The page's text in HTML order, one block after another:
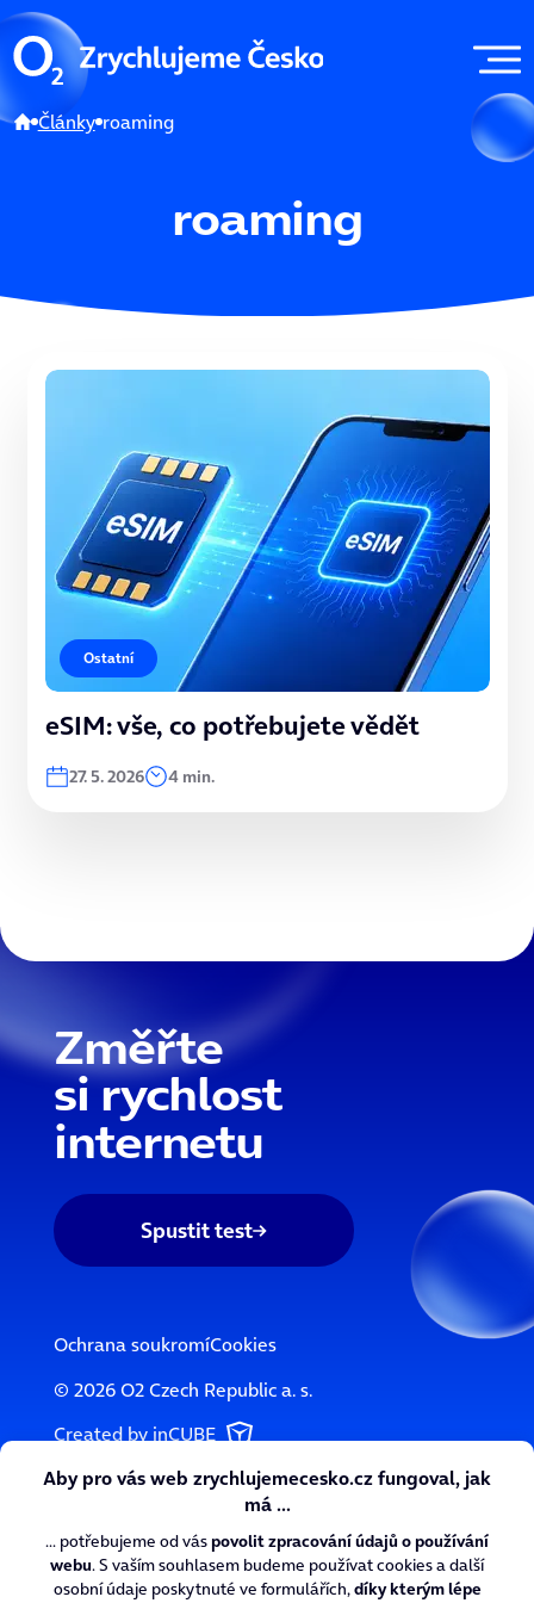
Články roaming
roaming
Ostatní
eSIM: vše, co potřebujete vědět
27. 5. 2026 4 min.
Změřte
si rychlost
internetu
Spustit test
Ochrana soukromíCookies
© 2026 O2 Czech Republic a. s.
Created by inCUBE